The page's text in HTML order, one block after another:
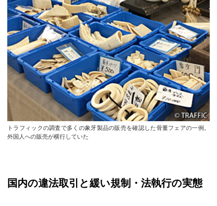
トラフィックの調査で多くの象牙製品の販売を確認した骨董フェアの一例。
外国人への販売が横行していた
国内の違法取引と緩い規制・法執行の実態